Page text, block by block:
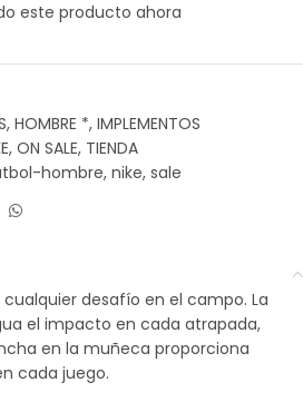
este producto ahora
, HOMBRE *, IMPLEMENTOS
, ON SALE, TIENDA
hombre, nike, sale
desafío en el campo. La
el impacto en cada atrapada,
en la muñeca proporciona
cada juego.